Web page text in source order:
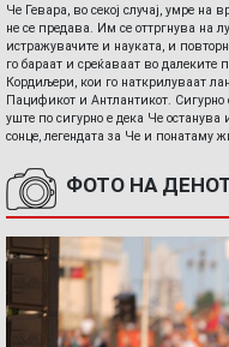
Че Гевара, во секој случај, умре на
не се предава. Им се оттргнува на
истражувачите и науката, и
го бараат и среќаваат во
Кордиљери, кои го наткрилуваат
Пацификот и Антлантикот. Сигурно
уште по сигурно е дека Че
сонце, легендата за Че и понатаму
ФОТО НА